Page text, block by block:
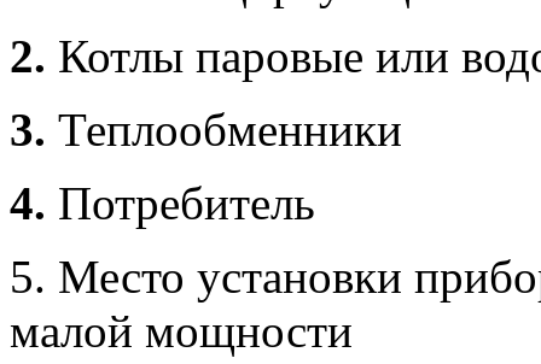
2. Котлы паровые или
3. Теплообменники
4. Потребитель
5. Место установки
малой мощности